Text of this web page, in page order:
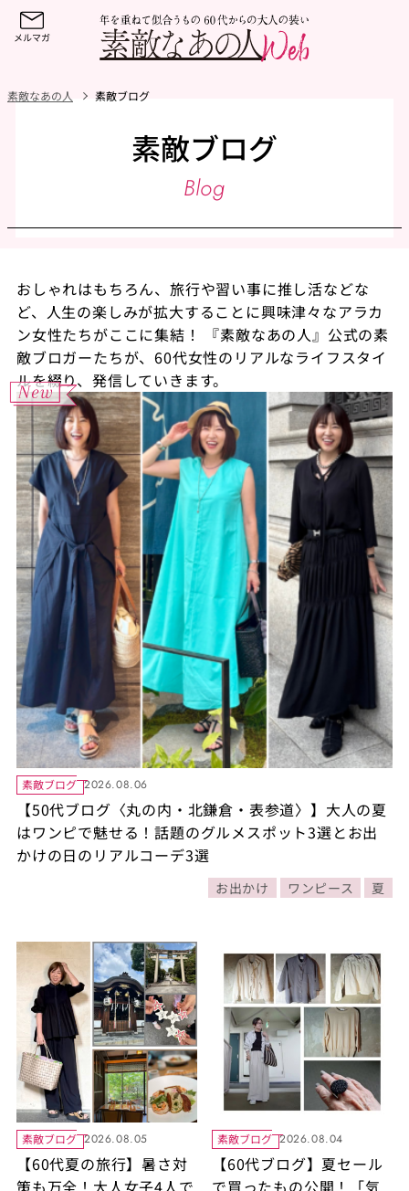
素敵なあの人 素敵ブログ
素敵ブログ
Blog
おしゃれはもちろん、旅行や習い事に推し活などな
ど、人生の楽しみが拡大することに興味津々なアラカ
ン女性たちがここに集結！ 『素敵なあの人』公式の素
敵ブロガーたちが、60代女性のリアルなライフスタイ
ルを綴り、発信していきます。
素敵ブログ 2026.08.06
【50代ブログ〈丸の内・北鎌倉・表参道〉】大人の夏
はワンピで魅せる！話題のグルメスポット3選とお出
かけの日のリアルコーデ3選
お出かけ ワンピース 夏
素敵ブログ 2026.08.05
【60代夏の旅行】暑さ対
策も万全！大人女子4人で
素敵ブログ 2026.08.04
【60代ブログ】夏セール
で買ったもの公開！「気